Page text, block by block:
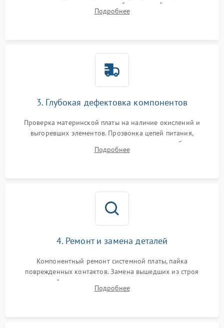
очистка внутренних полостей, шестерней и плат от
скопившейся пыли, волос и шерсти животных с
Подробнее
3. Глубокая дефектовка компонентов
Проверка материнской платы на наличие окислений и
выгоревших элементов. Прозвонка цепей питания,
тестирование приводных моторов колес и турбины
всасывания. Оценка состояния оптических и инфракрасных
Подробнее
4. Ремонт и замена деталей
Компонентный ремонт системной платы, пайка
поврежденных контактов. Замена вышедших из строя
двигателей, изношенного аккумулятора, неисправного
лидара или помпы подачи воды. Восстановление шлейфов и
Подробнее